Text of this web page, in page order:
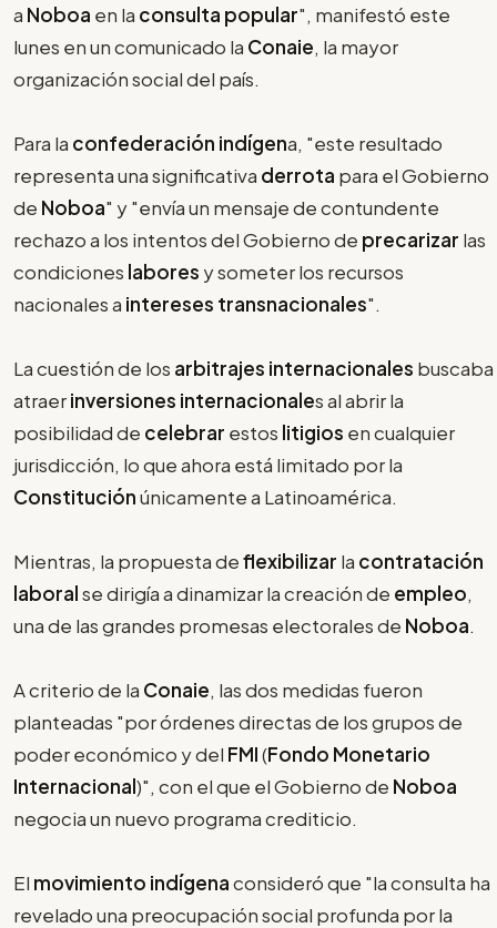
a Noboa en la consulta popular", manifestó este
lunes en un comunicado la Conaie, la mayor
organización social del país.
Para la confederación indígena, "este resultado
representa una significativa derrota para el Gobierno
de Noboa" y "envía un mensaje de contundente
rechazo a los intentos del Gobierno de precarizar las
condiciones labores y someter los recursos
nacionales a intereses transnacionales".
La cuestión de los arbitrajes internacionales buscaba
atraerinversiones internacionales al abrir la
posibilidad de celebrar estos litigios en cualquier
jurisdicción, lo que ahora está limitado por la
Constituciónúnicamente a Latinoamérica.
Mientras, la propuesta deflexibilizar la contratación
laboralse dirigía a dinamizar la creación de empleo,
una de las grandes promesas electorales de Noboa.
A criterio de la Conaie, las dos medidas fueron
planteadas "por órdenes directas de los grupos de
poder económico y del FMI(Fondo Monetario
Internacional)", con el que el Gobierno de Noboa
negocia un nuevo programa crediticio.
El movimiento indígenaconsideró que "la consulta ha
revelado una preocupación social profunda por la